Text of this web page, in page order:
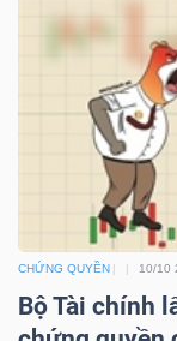
CHỨNG QUYỀN 10/10
Bộ Tài chính
DÙNG
THIẾT